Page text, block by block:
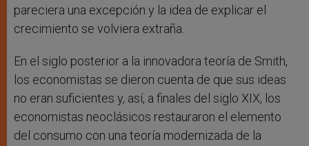
pareciera una excepción y la idea de explicar el
crecimiento se volviera extraña.
En el siglo posterior a la innovadora teoría de Smith,
los economistas se dieron cuenta de que sus ideas
no eran suficientes y, así, a finales del siglo XIX, los
economistas neoclásicos restauraron el elemento
del consumo con una teoría modernizada de la